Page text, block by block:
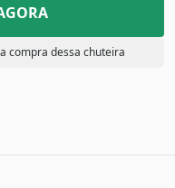
compra dessa chuteira